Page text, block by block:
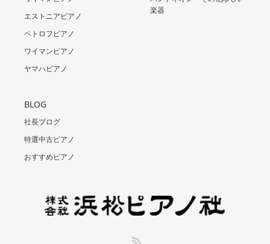
エストニアピアノ
ペトロフピアノ
ワイマンピアノ
ヤマハピアノ
楽器
BLOG
社長ブログ
特選中古ピアノ
おすすめピアノ